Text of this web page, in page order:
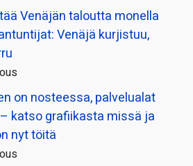
Venäjän taloutta monella
Venäjä kurjistuu,
on nosteessa, palvelualat
katso grafiikasta missä ja
nyt töitä